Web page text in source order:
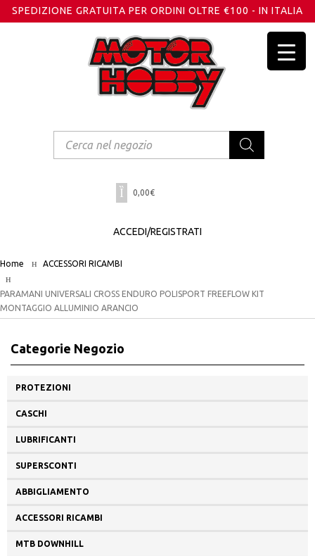
SPEDIZIONE GRATUITA PER ORDINI OLTRE €100 - IN ITALIA
Products
search
0,00€
ACCEDI/REGISTRATI
Home ACCESSORI RICAMBI
PARAMANI UNIVERSALI CROSS ENDURO POLISPORT FREEFLOW KIT
MONTAGGIO ALLUMINIO ARANCIO
Categorie Negozio
PROTEZIONI
CASCHI
LUBRIFICANTI
SUPERSCONTI
ABBIGLIAMENTO
ACCESSORI RICAMBI
MTB DOWNHILL